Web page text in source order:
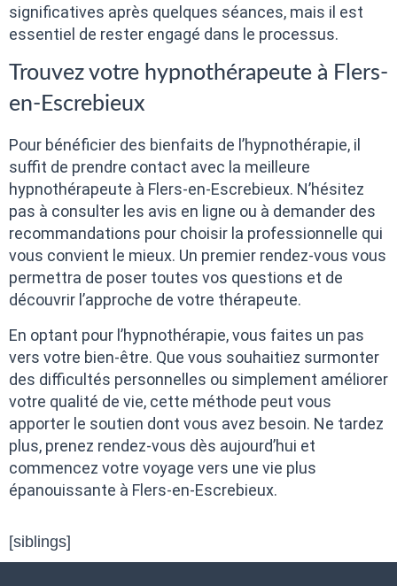
significatives après quelques séances, mais il est
essentiel de rester engagé dans le processus.
Trouvez votre hypnothérapeute à Flers-
en-Escrebieux
Pour bénéficier des bienfaits de l’hypnothérapie, il
suffit de prendre contact avec la meilleure
hypnothérapeute à Flers-en-Escrebieux. N’hésitez
pas à consulter les avis en ligne ou à demander des
recommandations pour choisir la professionnelle qui
vous convient le mieux. Un premier rendez-vous vous
permettra de poser toutes vos questions et de
découvrir l’approche de votre thérapeute.
En optant pour l’hypnothérapie, vous faites un pas
vers votre bien-être. Que vous souhaitiez surmonter
des difficultés personnelles ou simplement améliorer
votre qualité de vie, cette méthode peut vous
apporter le soutien dont vous avez besoin. Ne tardez
plus, prenez rendez-vous dès aujourd’hui et
commencez votre voyage vers une vie plus
épanouissante à Flers-en-Escrebieux.
[siblings]